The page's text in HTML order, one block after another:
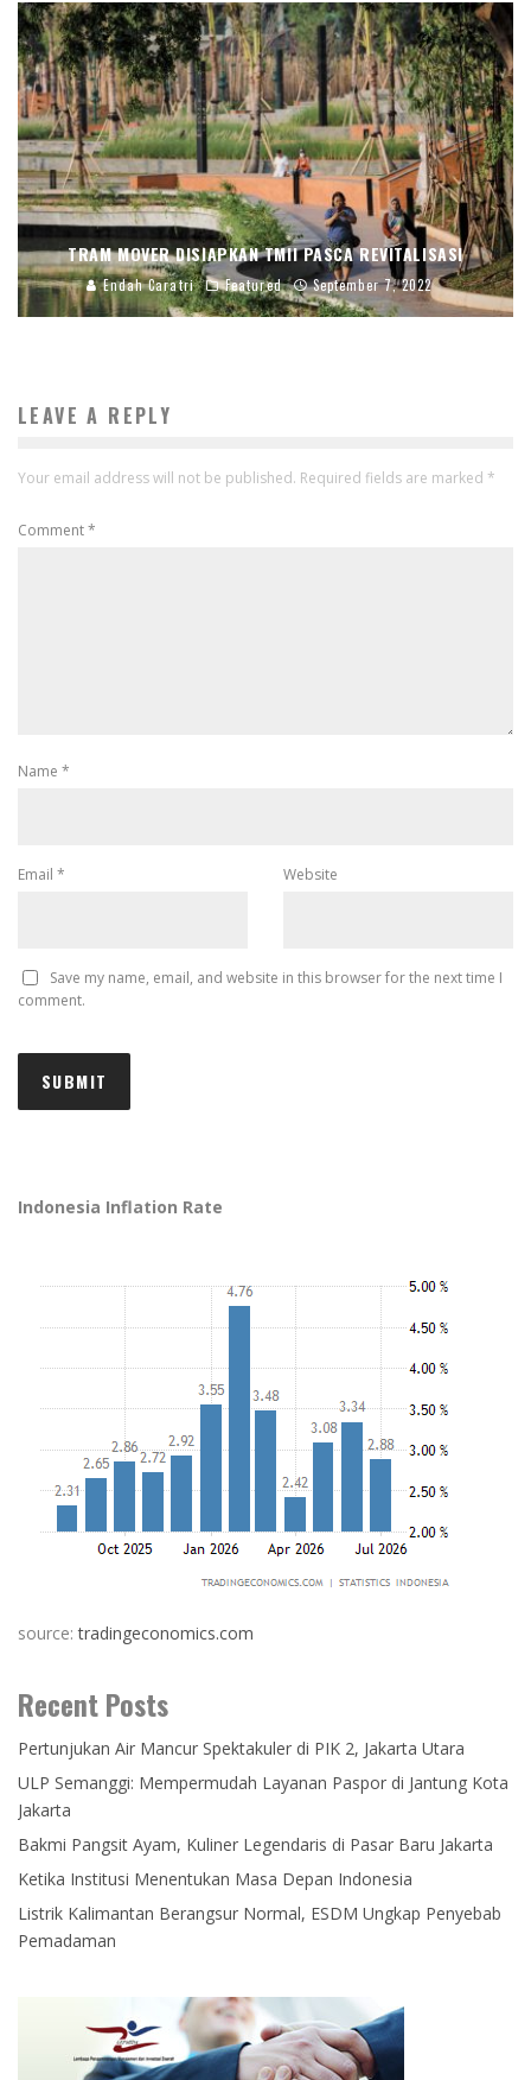
TRAM MOVER DISIAPKAN TMII PASCA REVITALISASI
Endah Caratri Featured September 7, 2022
LEAVE A REPLY
Your email address will not be published. Required fields are marked *
Comment*
Name *
Email * Website
Save my name, email, and website in this browser for the next time I
comment.
Indonesia Inflation Rate
source:tradingeconomics.com
Recent Posts
Pertunjukan Air Mancur Spektakuler di PIK 2, Jakarta Utara
ULP Semanggi: Mempermudah Layanan Paspor di Jantung Kota
Jakarta
Bakmi Pangsit Ayam, Kuliner Legendaris di Pasar Baru Jakarta
Ketika Institusi Menentukan Masa Depan Indonesia
Listrik Kalimantan Berangsur Normal, ESDM Ungkap Penyebab
Pemadaman